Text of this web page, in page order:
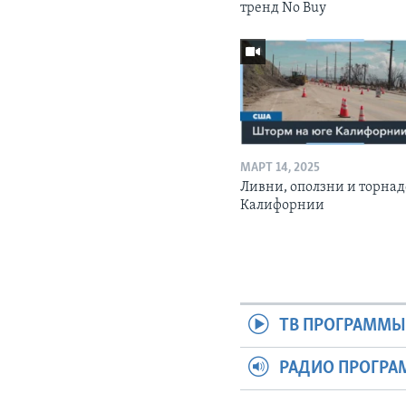
тренд No Buy
МАРТ 14, 2025
Ливни, оползни и
Калифорнии
ТВ ПРОГРАММЫ
РАДИО